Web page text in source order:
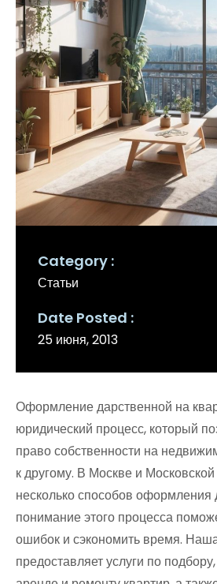
Category
Статьи
Date Posted
25 июня, 2013
Оформление дарственной на
юридический процесс, который
право собственности на
к другому. В Москве и
несколько способов оформления
понимание этого процесса
ошибок и сэкономить время.
предоставляет услуги по